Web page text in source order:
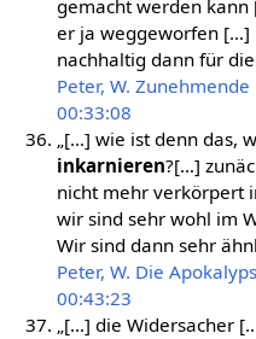
gemacht werden
er ja weggeworfen […]
nachhaltig dann für
Peter, W.
00:33:08
„[…] wie ist denn das,
inkarnieren?[…]
nicht mehr verkörpert
wir sind sehr wohl im
Wir sind dann sehr
Peter, W. Die
00:43:23
„[…] die Widersacher